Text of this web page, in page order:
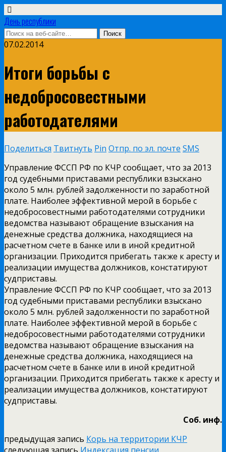
День республики
07.02.2014
Итоги борьбы с
недобросовестными
работодателями
Поделиться Твитнуть Pin Отпр. по эл. почте SMS
Управление ФССП РФ по КЧР сообщает, что за 2013
год судебными приставами республики взыскано
около 5 млн. рублей задолженности по заработной
плате. Наиболее эффективной мерой в борьбе с
недобросовестными работодателями сотрудники
ведомства называют обращение взыскания на
денежные средства должника, находящиеся на
расчетном счете в банке или в иной кредитной
организации. Приходится прибегать также к аресту и
реализации имущества должников, констатируют
судприставы.
Управление ФССП РФ по КЧР сообщает, что за 2013
год судебными приставами республики взыскано
около 5 млн. рублей задолженности по заработной
плате. Наиболее эффективной мерой в борьбе с
недобросовестными работодателями сотрудники
ведомства называют обращение взыскания на
денежные средства должника, находящиеся на
расчетном счете в банке или в иной кредитной
организации. Приходится прибегать также к аресту и
реализации имущества должников, констатируют
судприставы.
Соб. инф.
предыдущая запись Корь на территории КЧР